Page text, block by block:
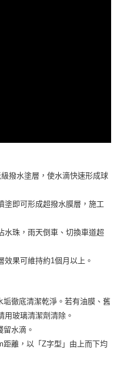
撥水塗層，使水滴快速形成球
塗即可形成超撥水膜層，施工
水珠，雨天倒車、切換車道超
效果可維持約1個月以上。
徹底清潔乾淨。若有油膜、舊
用玻璃清潔劑清除。
水滴。
離，以「Z字型」由上而下均